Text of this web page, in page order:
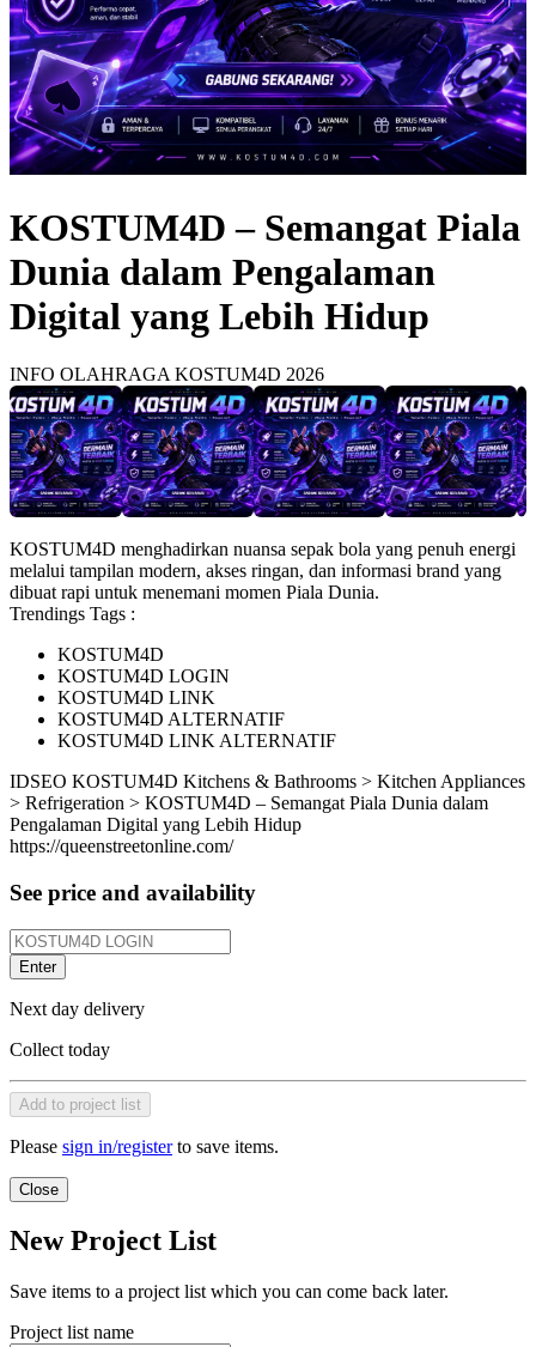
KOSTUM4D – Semangat Piala
Dunia dalam Pengalaman
Digital yang Lebih Hidup
INFO OLAHRAGA KOSTUM4D 2026
KOSTUM4D menghadirkan nuansa sepak bola yang penuh energi
melalui tampilan modern, akses ringan, dan informasi brand yang
dibuat rapi untuk menemani momen Piala Dunia.
Trendings Tags :
KOSTUM4D
KOSTUM4D LOGIN
KOSTUM4D LINK
KOSTUM4D ALTERNATIF
KOSTUM4D LINK ALTERNATIF
IDSEO KOSTUM4D Kitchens & Bathrooms > Kitchen Appliances
> Refrigeration > KOSTUM4D – Semangat Piala Dunia dalam
Pengalaman Digital yang Lebih Hidup
https://queenstreetonline.com/
See price and availability
Enter
Next day delivery
Collect today
Add to project list
Please sign in/registerto save items.
Close
New Project List
Save items to a project list which you can come back later.
Project list name